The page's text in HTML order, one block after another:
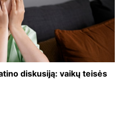
diskusiją: vaikų teisės